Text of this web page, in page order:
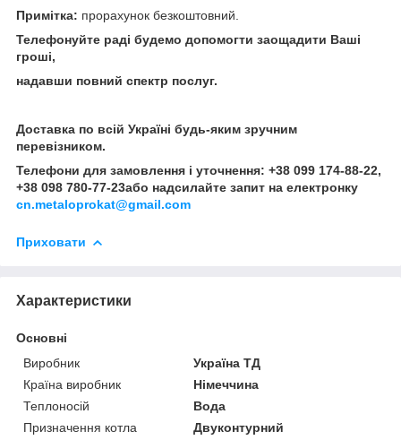
Примітка: прорахунок безкоштовний.
Телефонуйте раді будемо допомогти заощадити Ваші
гроші,
надавши повний спектр послуг.
Доставка по всій Україні будь-яким зручним
перевізником.
Телефони для замовлення і уточнення: +38 099 174-88-22,
+38 098 780-77-23або надсилайте запит на електронку
cn.metaloprokat@gmail.com
Приховати
Характеристики
Основні
Виробник
Україна ТД
Країна виробник
Німеччина
Теплоносій
Вода
Призначення котла
Двуконтурний